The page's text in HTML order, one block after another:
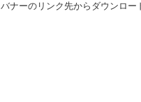
ナーのリンク先からダウンロー